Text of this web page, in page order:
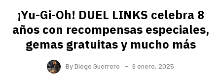
¡Yu-Gi-Oh! DUEL LINKS celebra 8
años con recompensas especiales,
gemas gratuitas y mucho más
ByDiego Guerrero 6 enero, 2025